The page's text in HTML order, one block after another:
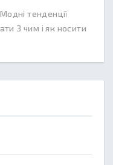
тенденції
З чим і як носити